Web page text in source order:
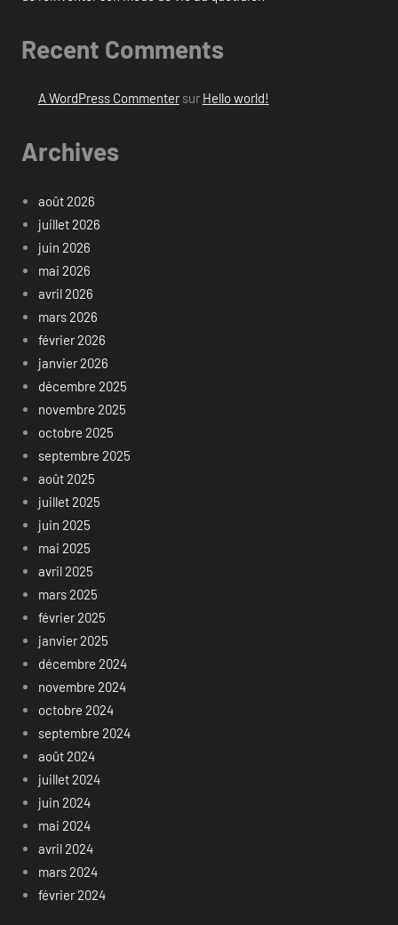
Recent Comments
A WordPress Commentersur Hello world!
Archives
août 2026
juillet 2026
juin 2026
mai 2026
avril 2026
mars 2026
février 2026
janvier 2026
décembre 2025
novembre 2025
octobre 2025
septembre 2025
août 2025
juillet 2025
juin 2025
mai 2025
avril 2025
mars 2025
février 2025
janvier 2025
décembre 2024
novembre 2024
octobre 2024
septembre 2024
août 2024
juillet 2024
juin 2024
mai 2024
avril 2024
mars 2024
février 2024